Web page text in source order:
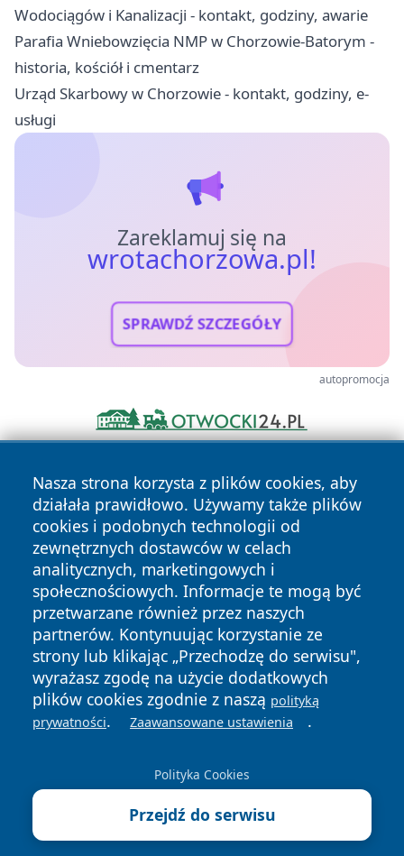
Wodociągów i Kanalizacji - kontakt, godziny, awarie
Parafia Wniebowzięcia NMP w Chorzowie-Batorym -
historia, kościół i cmentarz
Urząd Skarbowy w Chorzowie - kontakt, godziny, e-
usługi
Zareklamuj się na
wrotachorzowa.pl!
SPRAWDŹ SZCZEGÓŁY
autopromocja
Nasza strona korzysta z plików cookies, aby
działała prawidłowo. Używamy także plików
cookies i podobnych technologii od
zewnętrznych dostawców w celach
analitycznych, marketingowych i
społecznościowych. Informacje te mogą być
przetwarzane również przez naszych
partnerów. Kontynuując korzystanie ze
strony lub klikając „Przechodzę do serwisu",
wyrażasz zgodę na użycie dodatkowych
plików cookies zgodnie z naszą polityką
prywatności. Zaawansowane ustawienia .
Polityka Cookies
Przejdź do serwisu
Copyright © 2026 wrotachorzowa.pl Wszystkie prawa
zastrzeżone.
News Autorzy
Polityka
Prywatności
Polityka
Cookies